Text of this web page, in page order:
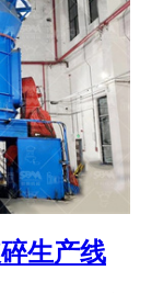
生产线